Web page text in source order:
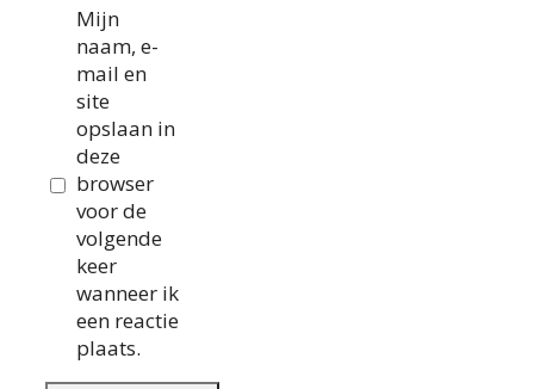
Mijn
naam, e-
mail en
site
opslaan in
deze
browser
voor de
volgende
keer
wanneer ik
een reactie
plaats.